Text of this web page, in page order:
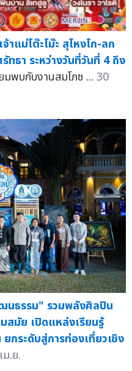
าแม่โต๊ะโม๊ะ สุไหงโก-ลก
ทธา ระหว่างวันที่วันที่ 4 ถึง
พบกับงานสมโภช ... 30
นธรรม" รวมพลังศิลปิน
มัย เปิดแหล่งเรียนรู้
กระดับสู่การท่องเที่ยวเชิง
ม.ย.